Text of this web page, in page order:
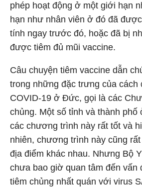
phép hoạt động ở một giới hạn
hạn như nhân viên ở đó đã
tính ngay trước đó, hoặc đã bị
được tiêm đủ mũi vaccine.
Câu chuyện tiêm vaccine dẫn
trong những đặc trưng của cách
COVID-19 ở Đức, gọi là các
chủng. Một số tỉnh và thành
các chương trình này rất tốt và
nhiên, chương trình này cũng
địa điểm khác nhau. Nhưng Bộ
chưa bao giờ quan tâm đến vấn
tiêm chủng nhất quán với virus